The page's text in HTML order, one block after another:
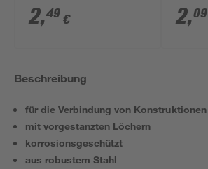
2,49 € 2,09
Beschreibung
für die Verbindung von Konstruktionen
mit vorgestanzten Löchern
korrosionsgeschützt
aus robustem Stahl